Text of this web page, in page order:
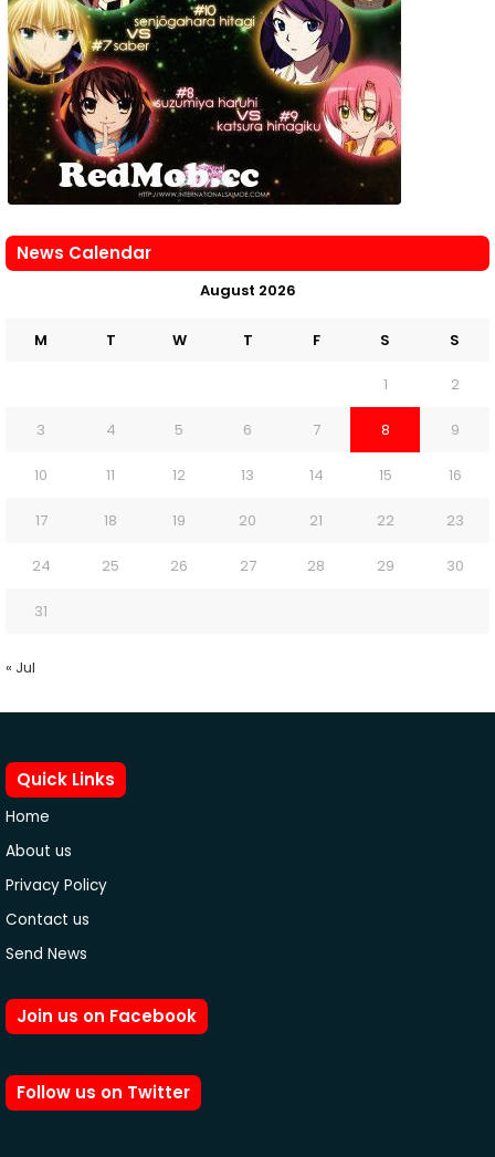
News Calendar
August 2026
M T W T F S S
1 2
3 4 5 6 7 8 9
10 11 12 13 14 15 16
17 18 19 20 21 22 23
24 25 26 27 28 29 30
31
« Jul
Quick Links
Home
About us
Privacy Policy
Contact us
Send News
Join us on Facebook
Follow us on Twitter